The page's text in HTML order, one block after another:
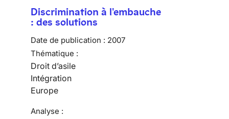
Discrimination à l'embauche
: des solutions
Date de publication : 2007
Thématique :
Droit d’asile
Intégration
Europe
Analyse :